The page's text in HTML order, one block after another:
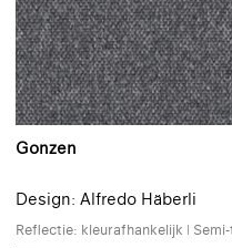
Gonzen
Design: Alfredo Häberli
Reflectie: kleurafhankelijk |